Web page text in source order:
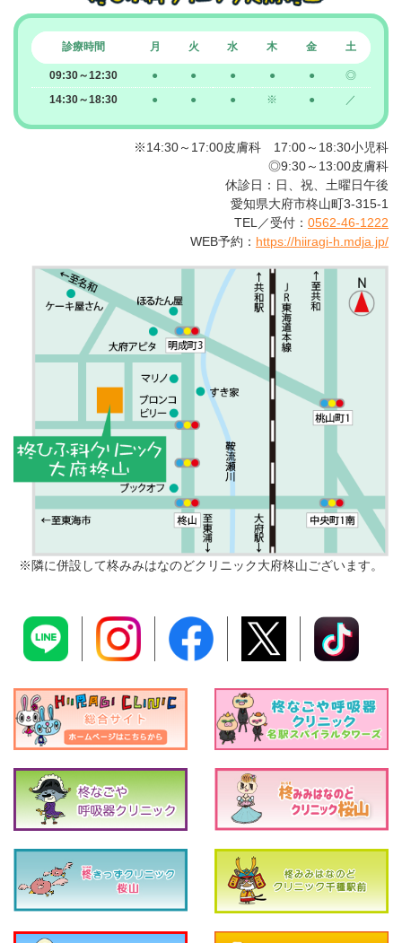
2023-10-2
桜山駅前に新規開院いたします♩
自動受付電話予約廃止のお知らせ
診察券をスマートフォンで管理していただけるよう
2023-5-2
柊クリニックグループからのお知らせです♪
当院ではマイナンバーカードを健康保険証としてご
利用いただけます。
2022-12-2
自由診療【ハイドロキノン】について
2021-12-6
当院の感染予防対策について
2021-9-1
クレジットカードの使用が可能になりました
2021-7-30
柊クリニックグループからのお知らせ♪
2021-6-26
女性用ミノキシジル！
診療時間 月 火 水 木 金 土
09:30～12:30 ● ● ● ● ●
◎
14:30～18:30
● ● ● ※ ● ／
※14:30～17:00皮膚科 17:00～18:30小児科
◎9:30～13:00皮膚科
休診日：日、祝、土曜日午後
愛知県大府市柊山町3-315-1
TEL／受付： 0562-46-1222
WEB予約： https://hiiragi-h.mdja.jp/
※隣に併設して柊みみはなのどクリニック大府柊山ございます。